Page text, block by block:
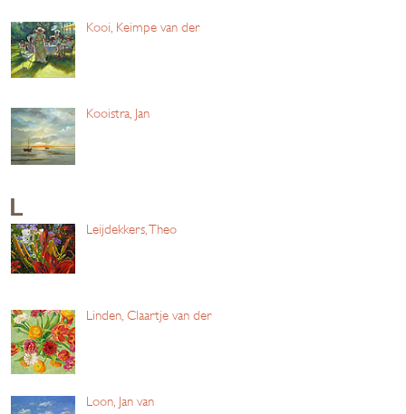
Kooi, Keimpe van der
Kooistra, Jan
L
Leijdekkers, Theo
Linden, Claartje van der
Loon, Jan van